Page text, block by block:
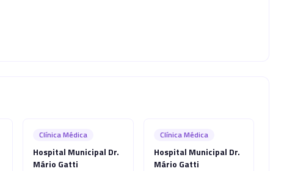
Clínica Médica
Hospital Municipal Dr.
Mário Gatti
Clínica Médica
Hospital Municipal Dr.
Mário Gatti